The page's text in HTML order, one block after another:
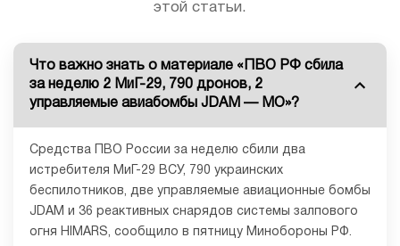
этой статьи.
Что важно знать о материале «ПВО РФ сбила
за неделю 2 МиГ-29, 790 дронов, 2
управляемые авиабомбы JDAM — МО»?
Средства ПВО России за неделю сбили два
истребителя МиГ-29 ВСУ, 790 украинских
беспилотников, две управляемые авиационные бомбы
JDAM и 36 реактивных снарядов системы залпового
огня HIMARS, сообщило в пятницу Минобороны РФ.